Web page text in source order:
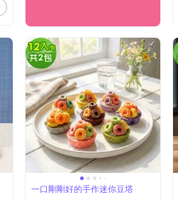
一口剛剛好的手作迷你豆塔